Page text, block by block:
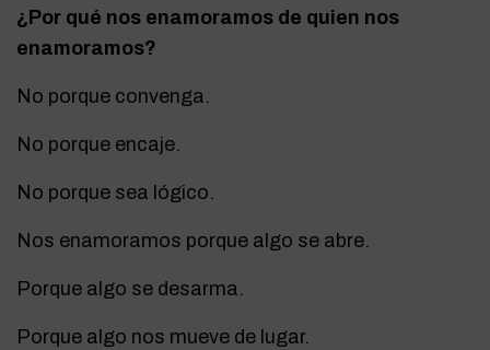
¿Por qué nos enamoramos de quien nos
enamoramos?
No porque convenga.
No porque encaje.
No porque sea lógico.
Nos enamoramos porque algo se abre.
Porque algo se desarma.
Porque algo nos mueve de lugar.